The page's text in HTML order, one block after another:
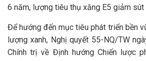
6 năm, lượng tiêu thụ xăng E5 giảm sút
Để hướng đến mục tiêu phát triển bền
lượng xanh, Nghị quyết 55-NQ/TW
Chính trị về Định hướng Chiến lược